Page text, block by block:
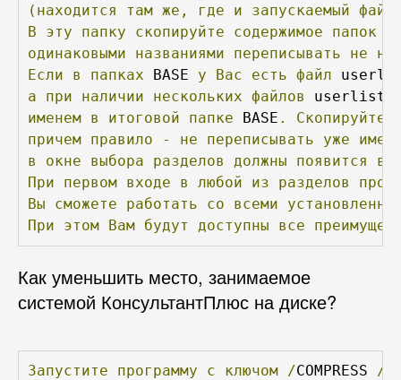
(находится
там же, где и запускаемый файл
В
эту папку скопируйте содержимое папок
одинаковыми
названиями переписывать не
Если
в папках BASE у Вас есть файл
а
при наличии нескольких файлов userlist
именем в итоговой папке BASE . Скопируйте
причем правило - не переписывать уже
в
окне выбора разделов должны появится
При
первом входе в любой из разделов
Вы
сможете работать со всеми
При
этом Вам будут доступны все
Как уменьшить место, занимаемое
системой КонсультантПлюс на диске?
Запустите программу с ключом /COMPRESS /